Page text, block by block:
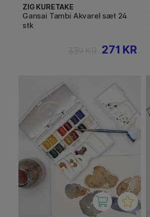
ZIG KURETAKE
Gansai Tambi Akvarel sæt 24
stk
271 KR